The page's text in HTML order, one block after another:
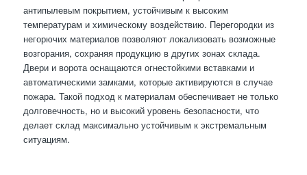
антипылевым покрытием, устойчивым к высоким
температурам и химическому воздействию. Перегородки из
негорючих материалов позволяют локализовать возможные
возгорания, сохраняя продукцию в других зонах склада.
Двери и ворота оснащаются огнестойкими вставками и
автоматическими замками, которые активируются в случае
пожара. Такой подход к материалам обеспечивает не только
долговечность, но и высокий уровень безопасности, что
делает склад максимально устойчивым к экстремальным
ситуациям.